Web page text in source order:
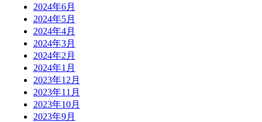
2024年6月
2024年5月
2024年4月
2024年3月
2024年2月
2024年1月
2023年12月
2023年11月
2023年10月
2023年9月